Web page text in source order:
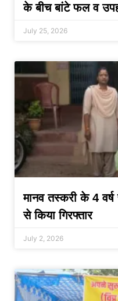
के बीच बांटे फल व
July 25, 2026
मानव तस्करी के 4
से किया गिरफ्तार
July 2, 2026